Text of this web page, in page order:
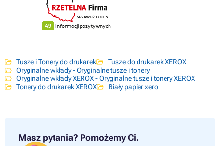
Tusze i Tonery do drukarek
Tusze do drukarek XEROX
Oryginalne wkłady - Oryginalne tusze i tonery
Oryginalne wkłady XEROX - Oryginalne tusze i tonery XEROX
Tonery do drukarek XEROX
Biały papier xero
Masz pytania? Pomożemy Ci.